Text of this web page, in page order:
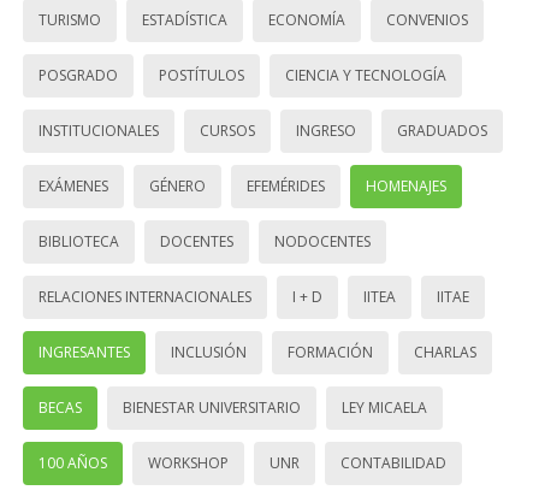
TURISMO ESTADÍSTICA ECONOMÍA CONVENIOS
POSGRADO POSTÍTULOS CIENCIA Y TECNOLOGÍA
INSTITUCIONALES CURSOS INGRESO GRADUADOS
EXÁMENES GÉNERO EFEMÉRIDES HOMENAJES
BIBLIOTECA DOCENTES NODOCENTES
RELACIONES INTERNACIONALES I + D IITEA IITAE
INGRESANTES INCLUSIÓN FORMACIÓN CHARLAS
BECAS BIENESTAR UNIVERSITARIO LEY MICAELA
100 AÑOS WORKSHOP UNR CONTABILIDAD